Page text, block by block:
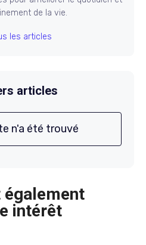
de la vie.
les articles
articles
n'a été trouvé
également
intérêt